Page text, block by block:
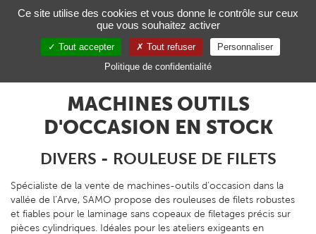
MACHINES OUTILS
D'OCCASION EN STOCK
DIVERS - ROULEUSE DE FILETS
Spécialiste de la vente de machines-outils d’occasion dans la
vallée de l’Arve, SAMO propose des rouleuses de filets robustes
et fiables pour le laminage sans copeaux de filetages précis sur
pièces cylindriques. Idéales pour les ateliers exigeants en
Gestion de vos préférences sur les cookies
Ce site utilise des cookies et vous donne le contrôle sur ceux
que vous souhaitez activer
Tout accepter Tout refuser
Personnaliser
Politique de confidentialité